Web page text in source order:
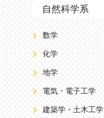
自然科学系
数学
化学
地学
電気・電子工学
建築学・土木工学